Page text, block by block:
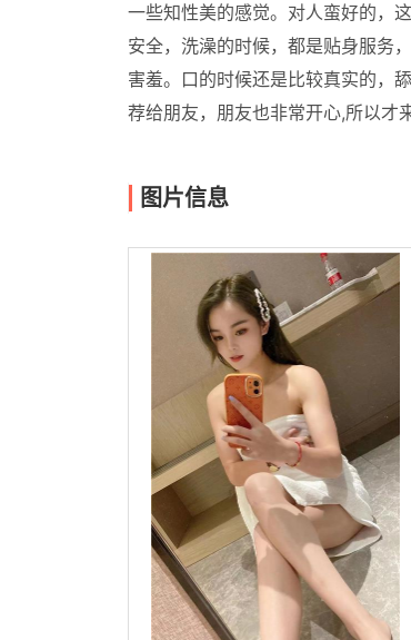
一些知性美的感觉。对人蛮好的，
安全，洗澡的时候，都是贴身服务
害羞。口的时候还是比较真实的，
荐给朋友，朋友也非常开心,所以才
图片信息